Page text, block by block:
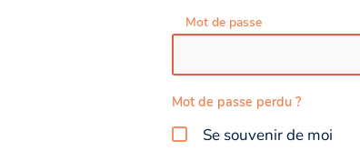
Mot de passe
Mot de passe perdu ?
Se souvenir de moi